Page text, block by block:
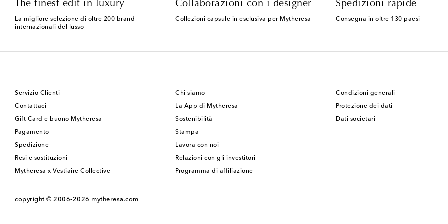
The finest edit in luxury
La migliore selezione di oltre 200 brand
internazionali del lusso
Collaborazioni con i designer
Collezioni capsule in esclusiva per Mytheresa
Spedizioni rapide
Consegna in oltre 130 paesi
Servizio Clienti
Contattaci
Gift Card e buono Mytheresa
Pagamento
Spedizione
Resi e sostituzioni
Mytheresa x Vestiaire Collective
Chi siamo
La App di Mytheresa
Sostenibilità
Stampa
Lavora con noi
Relazioni con gli investitori
Programma di affiliazione
Condizioni generali
Protezione dei dati
Dati societari
copyright © 2006-2026 mytheresa.com